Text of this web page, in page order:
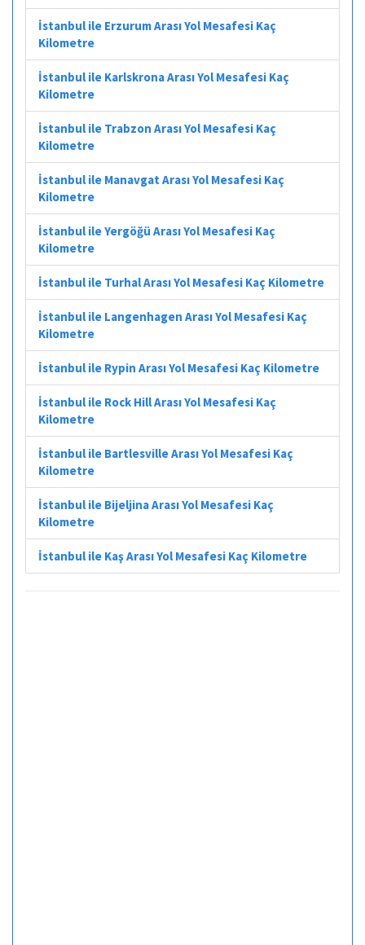
İstanbul ile Erzurum Arası Yol Mesafesi Kaç
Kilometre
İstanbul ile Karlskrona Arası Yol Mesafesi Kaç
Kilometre
İstanbul ile Trabzon Arası Yol Mesafesi Kaç
Kilometre
İstanbul ile Manavgat Arası Yol Mesafesi Kaç
Kilometre
İstanbul ile Yergöğü Arası Yol Mesafesi Kaç
Kilometre
İstanbul ile Turhal Arası Yol Mesafesi Kaç Kilometre
İstanbul ile Langenhagen Arası Yol Mesafesi Kaç
Kilometre
İstanbul ile Rypin Arası Yol Mesafesi Kaç Kilometre
İstanbul ile Rock Hill Arası Yol Mesafesi Kaç
Kilometre
İstanbul ile Bartlesville Arası Yol Mesafesi Kaç
Kilometre
İstanbul ile Bijeljina Arası Yol Mesafesi Kaç
Kilometre
İstanbul ile Kaş Arası Yol Mesafesi Kaç Kilometre